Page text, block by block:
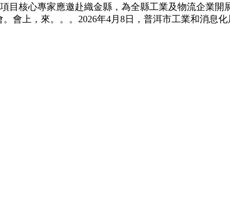
目核心專家應邀赴織金縣，為全縣工業及物流企業
會上，來。。。2026年4月8日，普洱市工業和消息